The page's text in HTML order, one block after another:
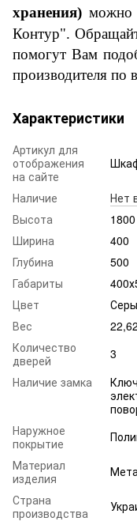
хранения) можно
Контур".
помогут Вам
производителя по
Характеристики
Артикул для
отображения
на сайте
Наличие
Нет
Высота
1800
Ширина
400
Глубина
500
Габариты
Цвет
Вес
22,62
Количество
дверей
3
Наличие замка
Наружное
покрытие
Материал
изделия
Страна
производства